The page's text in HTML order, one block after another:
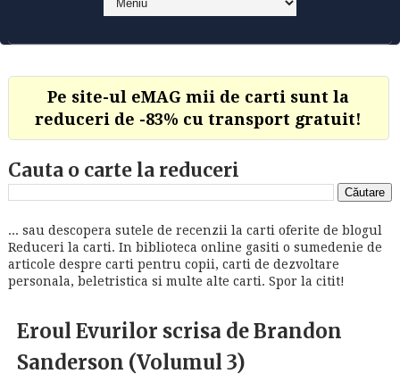
Pe site-ul eMAG mii de carti sunt la
reduceri de -83% cu transport gratuit!
Cauta o carte la reduceri
... sau descopera sutele de recenzii la carti oferite de blogul
Reduceri la carti. In biblioteca online gasiti o sumedenie de
articole despre carti pentru copii, carti de dezvoltare
personala, beletristica si multe alte carti. Spor la citit!
Eroul Evurilor scrisa de Brandon
Sanderson (Volumul 3)